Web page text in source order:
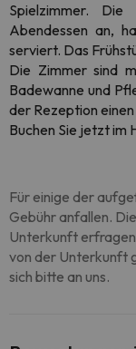
Spielzimmer.
Abendessen an,
serviert. Das
Die Zimmer sind
Badewanne und
der Rezeption
Buchen Sie jetzt im
Für einige der
Gebühr anfallen.
Unterkunft
von der Unterkunft
sich bitte an uns.